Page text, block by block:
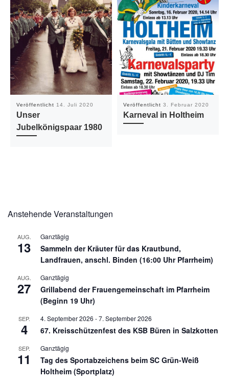
Veröffentlicht 14. Juli 2020
Unser
Jubelkönigspaar 1980
Veröffentlicht 3. Februar 2020
Karneval in Holtheim
Anstehende Veranstaltungen
AUG.
13
Ganztägig
Sammeln der Kräuter für das Krautbund,
Landfrauen, anschl. Binden (16:00 Uhr Pfarrheim)
AUG.
27
Ganztägig
Grillabend der Frauengemeinschaft im Pfarrheim
(Beginn 19 Uhr)
SEP.
4
4. September 2026 -7. September 2026
67. Kreisschützenfest des KSB Büren in Salzkotten
SEP.
11
Ganztägig
Tag des Sportabzeichens beim SC Grün-Weiß
Holtheim (Sportplatz)